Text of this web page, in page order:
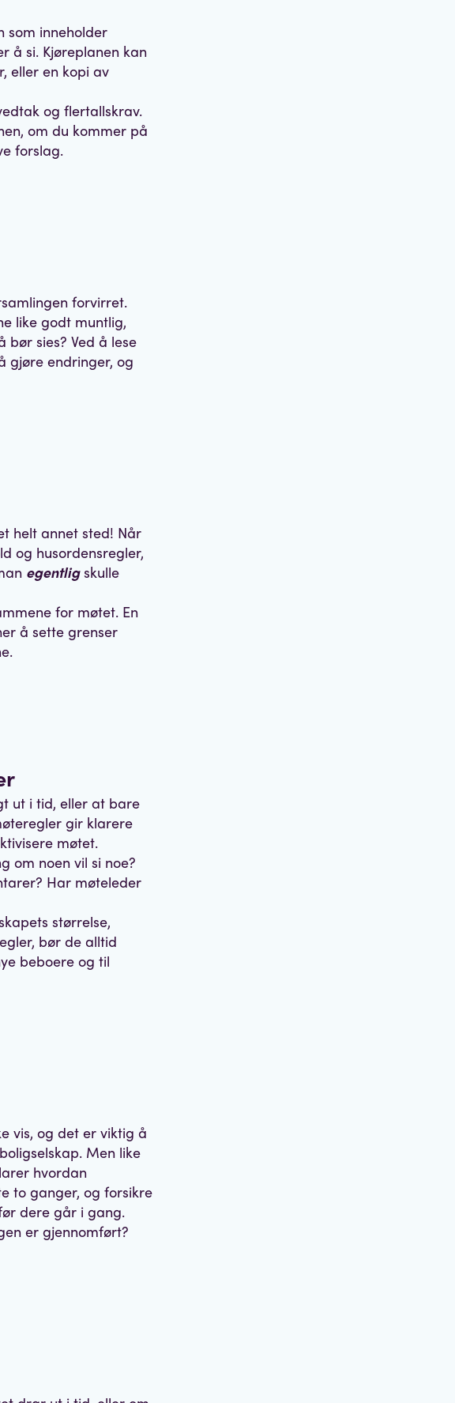
som inneholder
å si. Kjøreplanen kan
eller en kopi av
og flertallskrav.
om du kommer på
forslag.
forvirret.
like godt muntlig,
sies? Ved å lese
gjøre endringer, og
helt annet sted! Når
og husordensregler,
egentligskulle
for møtet. En
å sette grenser
ut i tid, eller at bare
gir klarere
møtet.
om noen vil si noe?
Har møteleder
størrelse,
bør de alltid
beboere og til
vis, og det er viktig å
Men like
hvordan
to ganger, og forsikre
dere går i gang.
er gjennomført?